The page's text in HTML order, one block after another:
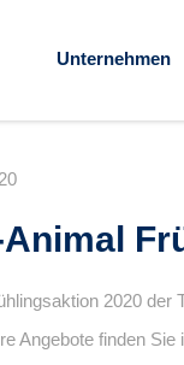
Unternehmen
Animal
2020 der
Angebote finden